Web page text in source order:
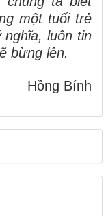
một tuổi trẻ
nghĩa, luôn tin
bừng lên.
Hồng Bính